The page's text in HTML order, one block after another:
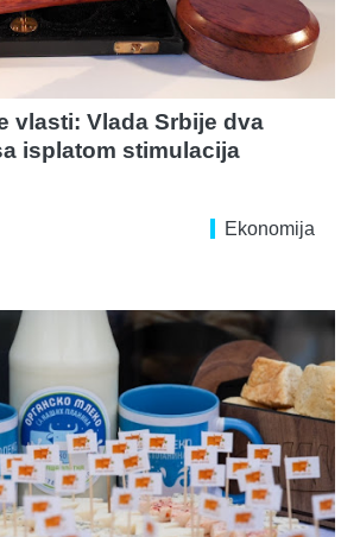
vlasti: Vlada Srbije dva
isplatom stimulacija
Ekonomija